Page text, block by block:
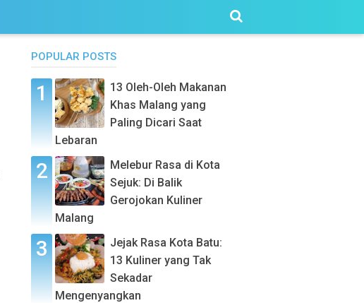
POPULAR POSTS
13 Oleh-Oleh Makanan
Khas Malang yang
Paling Dicari Saat
Lebaran
Melebur Rasa di Kota
Sejuk: Di Balik
Gerojokan Kuliner
Malang
Jejak Rasa Kota Batu:
13 Kuliner yang Tak
Sekadar
Mengenyangkan